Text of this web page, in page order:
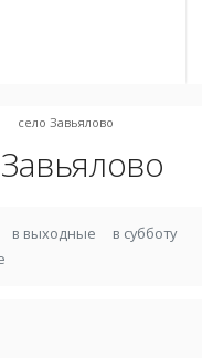
село Завьялово
в выходные
в субботу